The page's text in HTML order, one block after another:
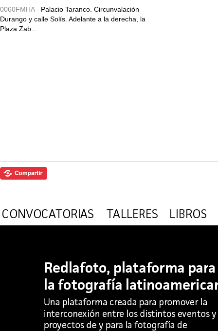
0060FMHA - Palacio Taranco. Circunvalación
Durango y calle Solís. Adelante a la derecha, la
Plaza Zab...